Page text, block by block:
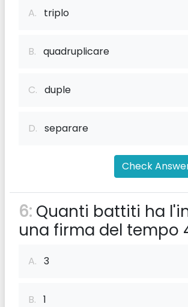
A. triplo
B. quadruplicare
C. duple
D. separare
Check
6: Quanti battiti ha
una firma del tempo
A. 3
B. 1